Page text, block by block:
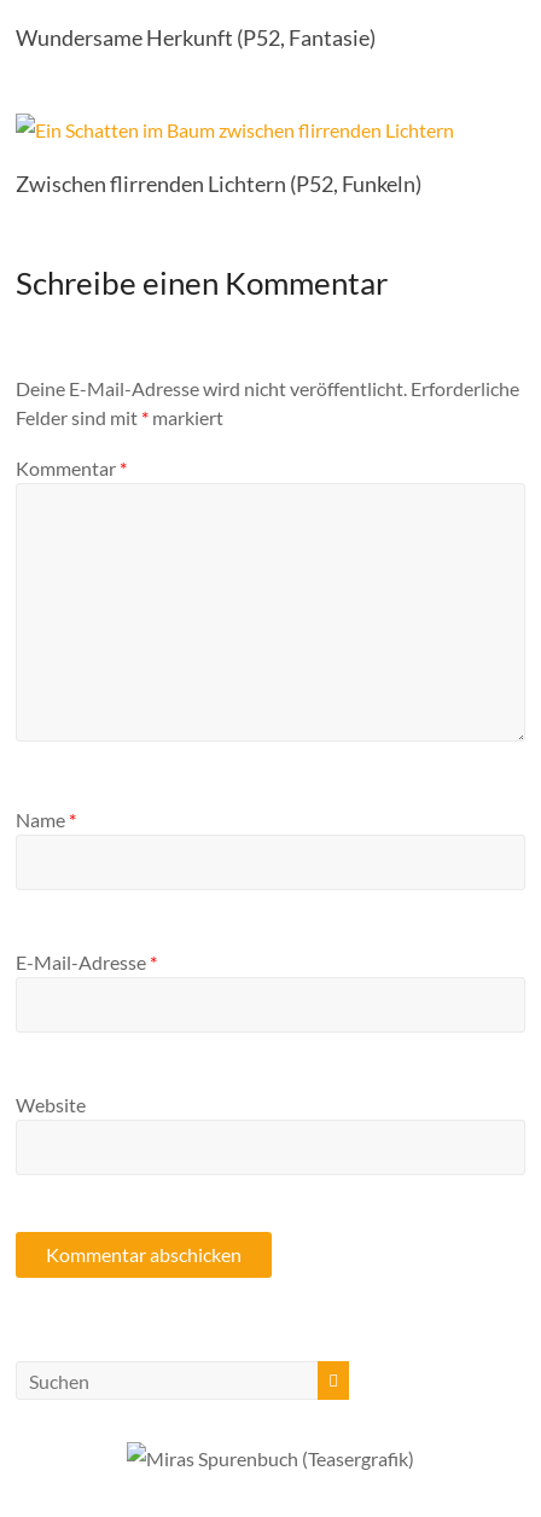
Wundersame Herkunft (P52, Fantasie)
Zwischen flirrenden Lichtern (P52, Funkeln)
Schreibe einen Kommentar
Deine E-Mail-Adresse wird nicht veröffentlicht. Erforderliche
Felder sind mit * markiert
Kommentar *
Name *
E-Mail-Adresse *
Website